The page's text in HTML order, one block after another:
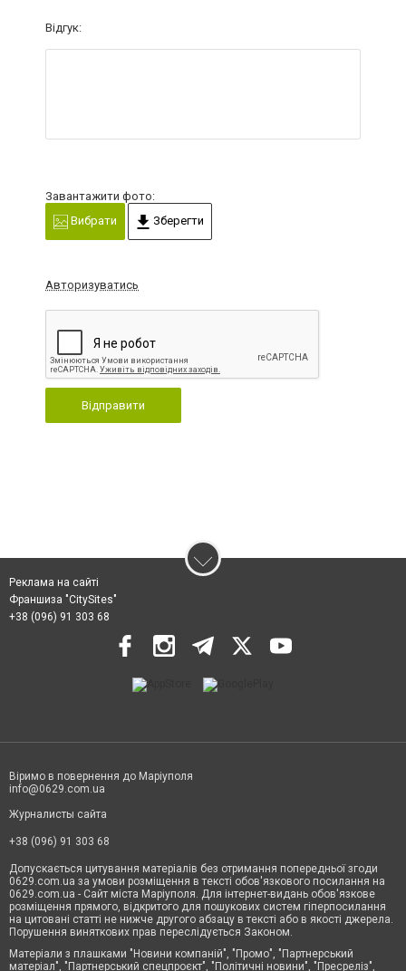
Відгук:
Завантажити фото:
Вибрати
Зберегти
Авторизуватись
Відправити
Реклама на сайті
Франшиза "CitySites"
+38 (096) 91 303 68
Віримо в повернення до Маріуполя
info@0629.com.ua
Журналисты сайта
+38 (096) 91 303 68
Допускається цитування матеріалів без отримання попередньої згоди
0629.com.ua за умови розміщення в тексті обов'язкового посилання на
0629.com.ua - Сайт міста Маріуполя. Для інтернет-видань обов'язкове
розміщення прямого, відкритого для пошукових систем гіперпосилання
на цитовані статті не нижче другого абзацу в тексті або в якості джерела.
Порушення виняткових прав переслідується Законом.
Матеріали з плашками "Новини компаній", "Промо", "Партнерський
матеріал", "Партнерський спецпроєкт", "Політичні новини", "Пресреліз",